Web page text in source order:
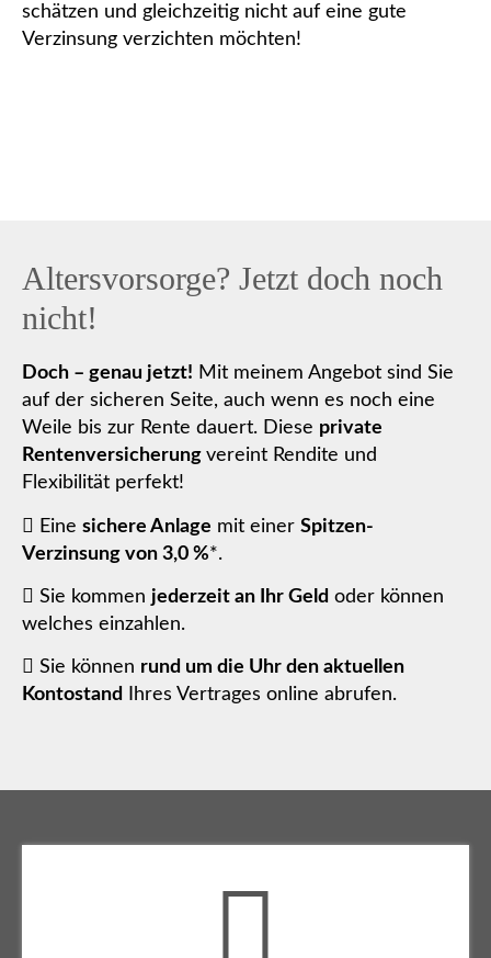
schätzen und gleichzeitig nicht auf eine gute
Verzinsung verzichten möchten!
Altersvorsorge? Jetzt doch noch
nicht!
Doch – genau jetzt! Mit meinem Angebot sind Sie
auf der sicheren Seite, auch wenn es noch eine
Weile bis zur Rente dauert. Diese private
Rentenversicherung vereint Rendite und
Flexibilität perfekt!
Eine sichere Anlage mit einer Spitzen-
Verzinsung von 3,0 %*.
Sie kommen jederzeit an Ihr Geld oder können
welches einzahlen.
Sie können rund um die Uhr den aktuellen
Kontostand
Ihres Vertrages online abrufen.